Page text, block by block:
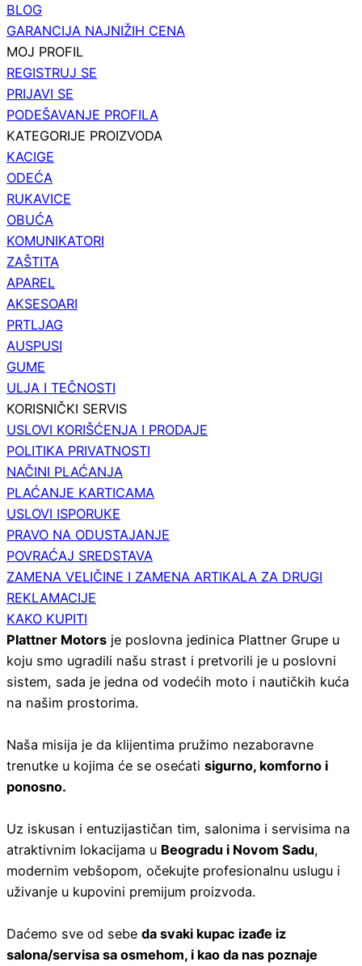
BLOG
GARANCIJA NAJNIŽIH CENA
MOJ PROFIL
REGISTRUJ SE
PRIJAVI SE
PODEŠAVANJE PROFILA
KATEGORIJE PROIZVODA
KACIGE
ODEĆA
RUKAVICE
OBUĆA
KOMUNIKATORI
ZAŠTITA
APAREL
AKSESOARI
PRTLJAG
AUSPUSI
GUME
ULJA I TEČNOSTI
KORISNIČKI SERVIS
USLOVI KORIŠĆENJA I PRODAJE
POLITIKA PRIVATNOSTI
NAČINI PLAĆANJA
PLAĆANJE KARTICAMA
USLOVI ISPORUKE
PRAVO NA ODUSTAJANJE
POVRAĆAJ SREDSTAVA
ZAMENA VELIČINE I ZAMENA ARTIKALA ZA DRUGI
REKLAMACIJE
KAKO KUPITI
Plattner Motors je poslovna jedinica Plattner Grupe u
koju smo ugradili našu strast i pretvorili je u poslovni
sistem, sada je jedna od vodećih moto i nautičkih kuća
na našim prostorima.
Naša misija je da klijentima pružimo nezaboravne
trenutke u kojima će se osećati sigurno, komforno i
ponosno.
Uz iskusan i entuzijastičan tim, salonima i servisima na
atraktivnim lokacijama u Beogradu i Novom Sadu,
modernim vebšopom, očekujte profesionalnu uslugu i
uživanje u kupovini premijum proizvoda.
Daćemo sve od sebe da svaki kupac izađe iz
salona/servisa sa osmehom, i kao da nas poznaje